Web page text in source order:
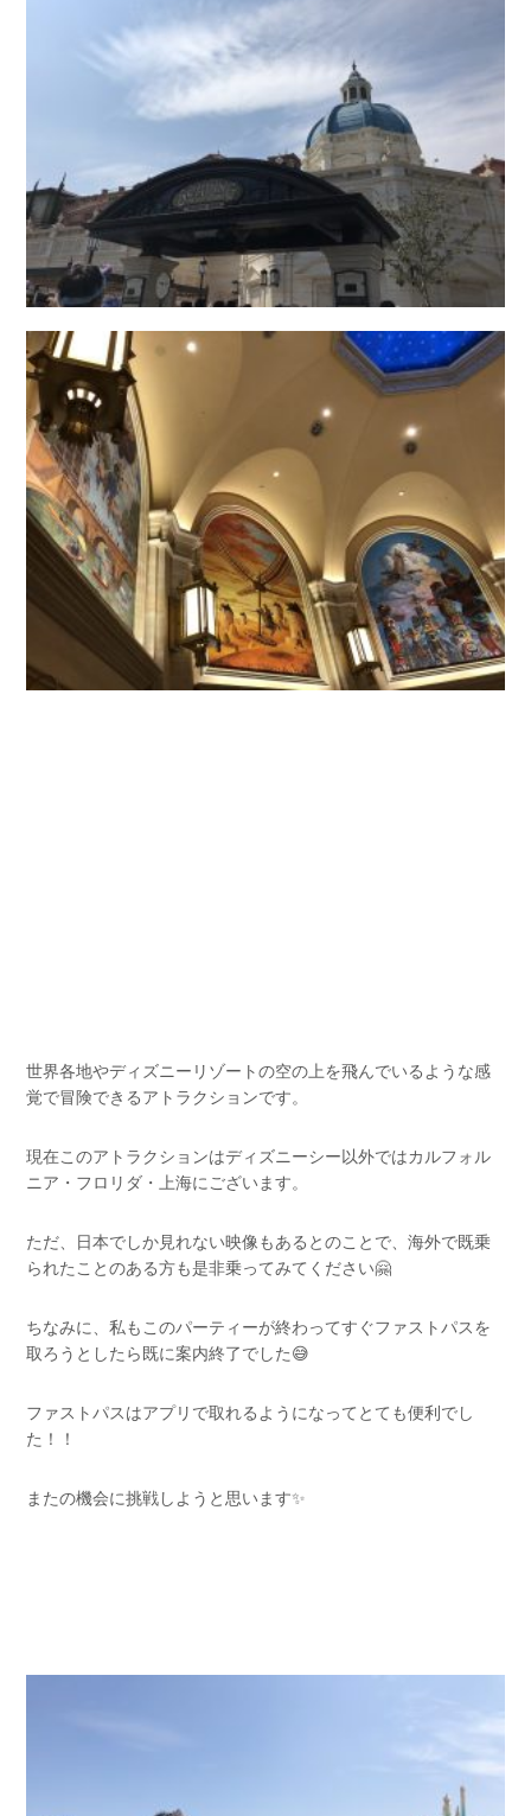
世界各地やディズニーリゾートの空の上を飛んでいるような感
覚で冒険できるアトラクションです。
現在このアトラクションはディズニーシー以外ではカルフォル
ニア・フロリダ・上海にございます。
ただ、日本でしか見れない映像もあるとのことで、海外で既乗
られたことのある方も是非乗ってみてください🤗
ちなみに、私もこのパーティーが終わってすぐファストパスを
取ろうとしたら既に案内終了でした😅
ファストパスはアプリで取れるようになってとても便利でし
た！！
またの機会に挑戦しようと思います✨